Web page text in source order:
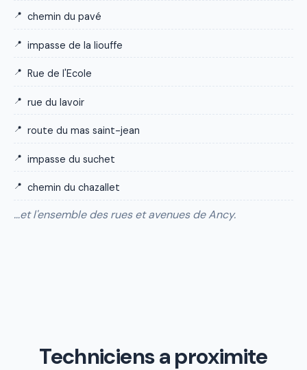
chemin du pavé
impasse de la liouffe
Rue de l'Ecole
rue du lavoir
route du mas saint-jean
impasse du suchet
chemin du chazallet
…et l'ensemble des rues et avenues de Ancy.
Techniciens a proximite